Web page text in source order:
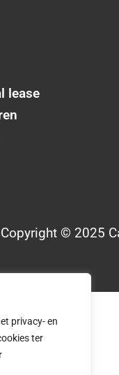
privacy- en
ter
lease
Copyright © 2025